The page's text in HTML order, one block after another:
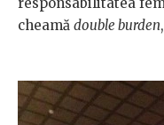
cheamă double burden